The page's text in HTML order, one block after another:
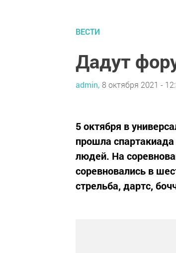
ВЕСТИ
Дадут
admin, 8 октября 2021 -
5 октября в
прошла
людей. На
соревновались в
стрельба, дартс,